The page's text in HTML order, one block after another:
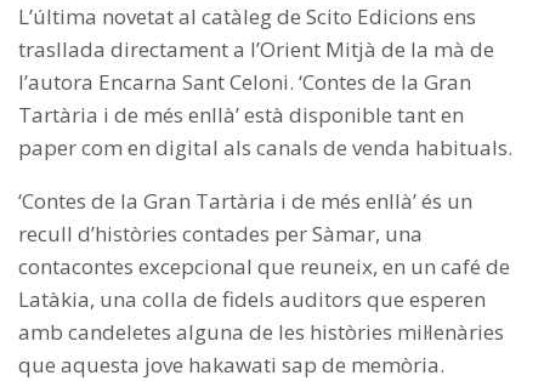
L’última novetat al catàleg de Scito Edicions ens
trasllada directament a l’Orient Mitjà de la mà de
l’autora Encarna Sant Celoni. ‘Contes de la Gran
Tartària i de més enllà’ està disponible tant en
paper com en digital als canals de venda habituals.
‘Contes de la Gran Tartària i de més enllà’ és un
recull d’històries contades per Sàmar, una
contacontes excepcional que reuneix, en un café de
Latàkia, una colla de fidels auditors que esperen
amb candeletes alguna de les històries mil·lenàries
que aquesta jove hakawati sap de memòria.